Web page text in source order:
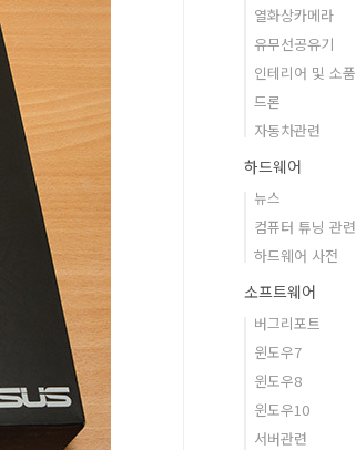
열화상카메라
유무선공유기
인테리어 및 소품
드론
자동차관련
하드웨어
뉴스
컴퓨터 튜닝 관련
하드웨어 사전
소프트웨어
버그리포트
윈도우7
윈도우8
윈도우10
서버관련